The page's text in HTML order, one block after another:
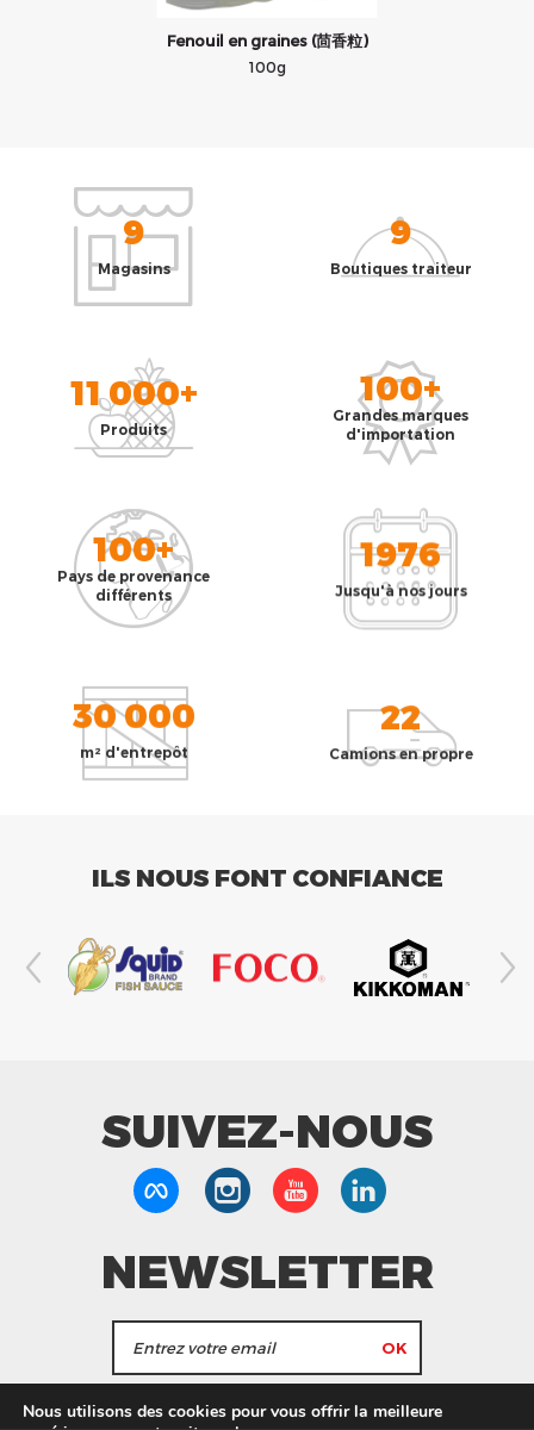
Fenouil en graines (茴香粒)
100g
9
Magasins
9
Boutiques traiteur
11 000+
Produits
100+
Grandes marques
d'importation
100+
Pays de provenance
différents
1976
Jusqu'à nos jours
30 000
m² d'entrepôt
22
Camions en propre
ILS NOUS FONT CONFIANCE
SUIVEZ-NOUS
NEWSLETTER
J'accepte de recevoir les actualités et les
Nous utilisons des cookies pour vous offrir la meilleure